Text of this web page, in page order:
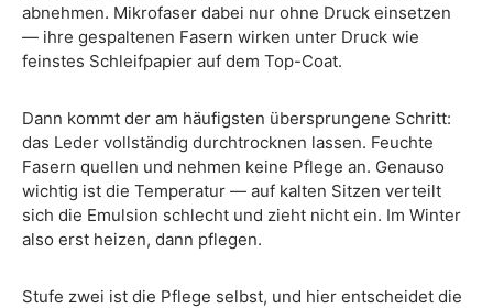
abnehmen. Mikrofaser dabei nur ohne Druck einsetzen
— ihre gespaltenen Fasern wirken unter Druck wie
feinstes Schleifpapier auf dem Top-Coat.
Dann kommt der am häufigsten übersprungene Schritt:
das Leder vollständig durchtrocknen lassen. Feuchte
Fasern quellen und nehmen keine Pflege an. Genauso
wichtig ist die Temperatur — auf kalten Sitzen verteilt
sich die Emulsion schlecht und zieht nicht ein. Im Winter
also erst heizen, dann pflegen.
Stufe zwei ist die Pflege selbst, und hier entscheidet die